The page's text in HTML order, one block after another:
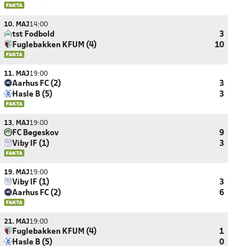
10. MAJ14:00
tst Fodbold
3
Fuglebakken KFUM (4)
10
11. MAJ19:00
Aarhus FC (2)
3
Hasle B (5)
3
13. MAJ19:00
FC Bøgeskov
9
Viby IF (1)
3
19. MAJ19:00
Viby IF (1)
3
Aarhus FC (2)
6
21. MAJ19:00
Fuglebakken KFUM (4)
1
Hasle B (5)
0